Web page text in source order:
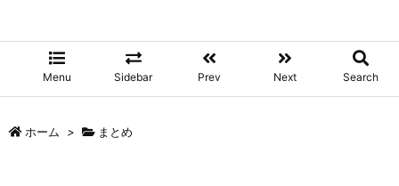
Menu Sidebar Prev Next Search
ホーム > まとめ